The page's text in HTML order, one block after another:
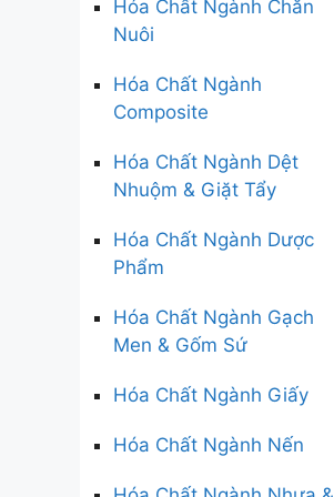
Hóa Chất Ngành Chăn
Nuôi
Hóa Chất Ngành
Composite
Hóa Chất Ngành Dệt
Nhuộm & Giặt Tẩy
Hóa Chất Ngành Dược
Phẩm
Hóa Chất Ngành Gạch
Men & Gốm Sứ
Hóa Chất Ngành Giấy
Hóa Chất Ngành Nến